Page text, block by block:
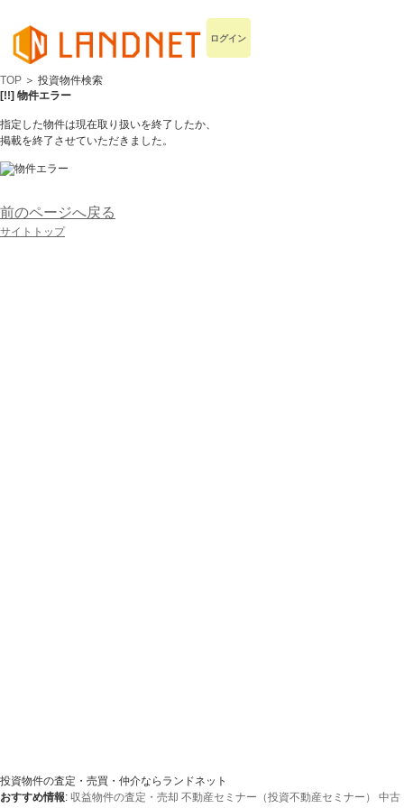
ログイン
TOP ＞ 投資物件検索
[!!] 物件エラー
指定した物件は現在取り扱いを終了したか、
掲載を終了させていただきました。
前のページへ戻る
サイトトップ
投資物件の査定・売買・仲介ならランドネット
おすすめ情報: 収益物件の査定・売却 不動産セミナー（投資不動産セミナー）
中古